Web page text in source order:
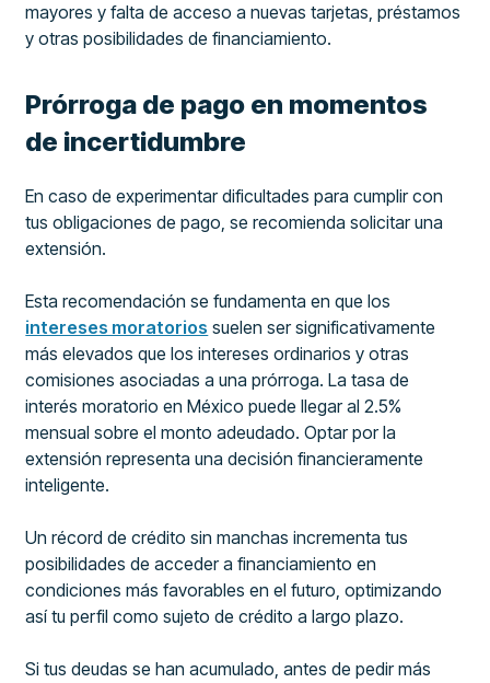
mayores y falta de acceso a nuevas tarjetas, préstamos
y otras posibilidades de financiamiento.
Prórroga de pago en momentos
de incertidumbre
En caso de experimentar dificultades para cumplir con
tus obligaciones de pago, se recomienda solicitar una
extensión.
Esta recomendación se fundamenta en que los
intereses moratorios suelen ser significativamente
más elevados que los intereses ordinarios y otras
comisiones asociadas a una prórroga. La tasa de
interés moratorio en México puede llegar al 2.5%
mensual sobre el monto adeudado. Optar por la
extensión representa una decisión financieramente
inteligente.
Un récord de crédito sin manchas incrementa tus
posibilidades de acceder a financiamiento en
condiciones más favorables en el futuro, optimizando
así tu perfil como sujeto de crédito a largo plazo.
Si tus deudas se han acumulado, antes de pedir más